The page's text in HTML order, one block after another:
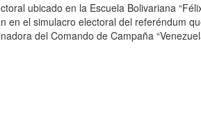
ubicado en la Escuela Bolivariana
en el simulacro electoral del referéndum
del Comando de Campaña